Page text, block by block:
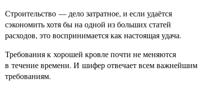
Строительство — дело затратное, и если удаётся
сэкономить хотя бы на одной из больших статей
расходов, это воспринимается как настоящая удача.
Требования к хорошей кровле почти не меняются
в течение времени. И шифер отвечает всем важнейшим
требованиям.